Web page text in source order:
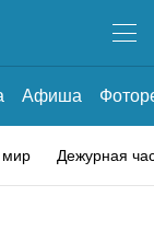
Афиша
мир Дежурная